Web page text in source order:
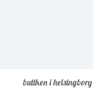
butiken i helsingborg